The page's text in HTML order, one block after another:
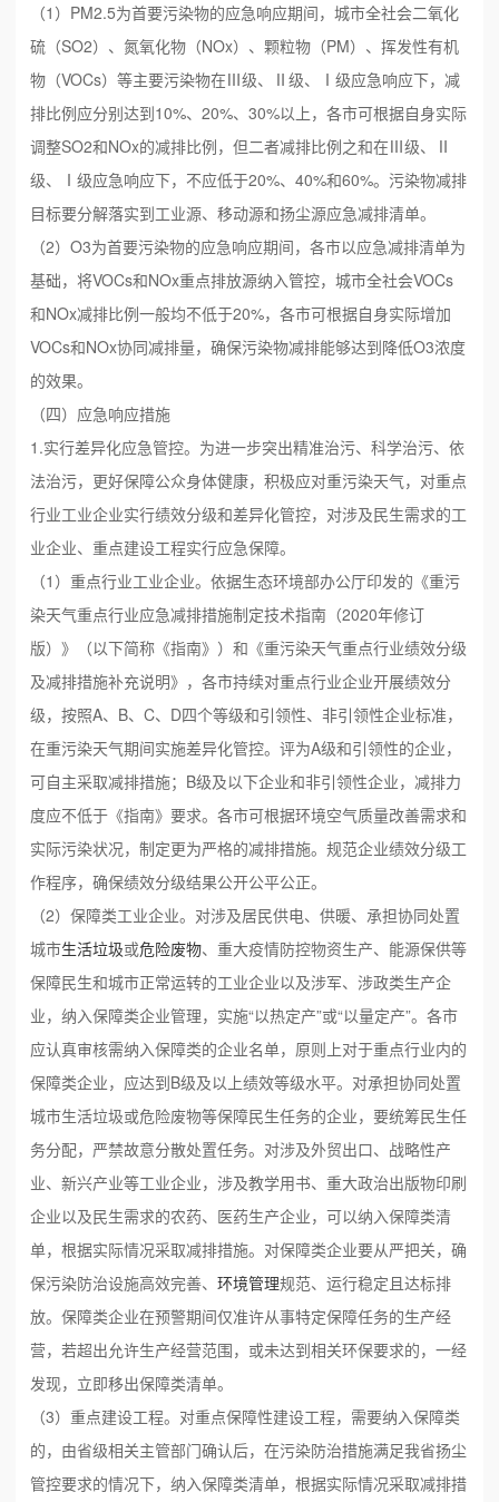
（1）PM2.5为首要污染物的应急响应期间，城市全社会二氧化
硫（SO2）、氮氧化物（NOx）、颗粒物（PM）、挥发性有机
物（VOCs）等主要污染物在Ⅲ级、Ⅱ级、Ⅰ级应急响应下，减
排比例应分别达到10%、20%、30%以上，各市可根据自身实际
调整SO2和NOx的减排比例，但二者减排比例之和在Ⅲ级、Ⅱ
级、Ⅰ级应急响应下，不应低于20%、40%和60%。污染物减排
目标要分解落实到工业源、移动源和扬尘源应急减排清单。
（2）O3为首要污染物的应急响应期间，各市以应急减排清单为
基础，将VOCs和NOx重点排放源纳入管控，城市全社会VOCs
和NOx减排比例一般均不低于20%，各市可根据自身实际增加
VOCs和NOx协同减排量，确保污染物减排能够达到降低O3浓度
的效果。
（四）应急响应措施
1.实行差异化应急管控。为进一步突出精准治污、科学治污、依
法治污，更好保障公众身体健康，积极应对重污染天气，对重点
行业工业企业实行绩效分级和差异化管控，对涉及民生需求的工
业企业、重点建设工程实行应急保障。
（1）重点行业工业企业。依据生态环境部办公厅印发的《重污
染天气重点行业应急减排措施制定技术指南（2020年修订
版）》（以下简称《指南》）和《重污染天气重点行业绩效分级
及减排措施补充说明》，各市持续对重点行业企业开展绩效分
级，按照A、B、C、D四个等级和引领性、非引领性企业标准，
在重污染天气期间实施差异化管控。评为A级和引领性的企业，
可自主采取减排措施；B级及以下企业和非引领性企业，减排力
度应不低于《指南》要求。各市可根据环境空气质量改善需求和
实际污染状况，制定更为严格的减排措施。规范企业绩效分级工
作程序，确保绩效分级结果公开公平公正。
（2）保障类工业企业。对涉及居民供电、供暖、承担协同处置
城市生活垃圾或危险废物、重大疫情防控物资生产、能源保供等
保障民生和城市正常运转的工业企业以及涉军、涉政类生产企
业，纳入保障类企业管理，实施“以热定产”或“以量定产”。各市
应认真审核需纳入保障类的企业名单，原则上对于重点行业内的
保障类企业，应达到B级及以上绩效等级水平。对承担协同处置
城市生活垃圾或危险废物等保障民生任务的企业，要统筹民生任
务分配，严禁故意分散处置任务。对涉及外贸出口、战略性产
业、新兴产业等工业企业，涉及教学用书、重大政治出版物印刷
企业以及民生需求的农药、医药生产企业，可以纳入保障类清
单，根据实际情况采取减排措施。对保障类企业要从严把关，确
保污染防治设施高效完善、环境管理规范、运行稳定且达标排
放。保障类企业在预警期间仅准许从事特定保障任务的生产经
营，若超出允许生产经营范围，或未达到相关环保要求的，一经
发现，立即移出保障类清单。
（3）重点建设工程。对重点保障性建设工程，需要纳入保障类
的，由省级相关主管部门确认后，在污染防治措施满足我省扬尘
管控要求的情况下，纳入保障类清单，根据实际情况采取减排措